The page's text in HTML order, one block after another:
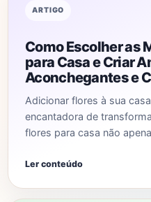
ARTIGO
Como Escolher as
para Casa e Criar
Aconchegantes e
Adicionar flores à sua
encantadora de
flores para casa não
Ler conteúdo